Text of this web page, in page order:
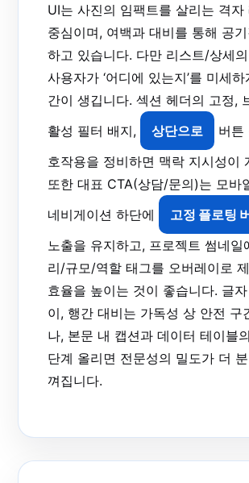
UI는 사진의 임팩트를 살리는 격자
중심이며, 여백과 대비를 통해 공
하고 있습니다. 다만 리스트/상세
사용자가 ‘어디에 있는지’를 미세
간이 생깁니다. 섹션 헤더의 고정,
활성 필터 배지,
상단으로
버튼
호작용을 정비하면 맥락 지시성이
또한 대표 CTA(상담/문의)는 모바
네비게이션 하단에
고정 플로팅
노출을 유지하고, 프로젝트 썸네일
리/규모/역할 태그를 오버레이로
효율을 높이는 것이 좋습니다. 글
이, 행간 대비는 가독성 상 안전 구
나, 본문 내 캡션과 데이터 테이블
단계 올리면 전문성의 밀도가 더
껴집니다.